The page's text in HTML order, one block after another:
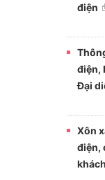
điện
điện,
Đại
Xôn
điện,